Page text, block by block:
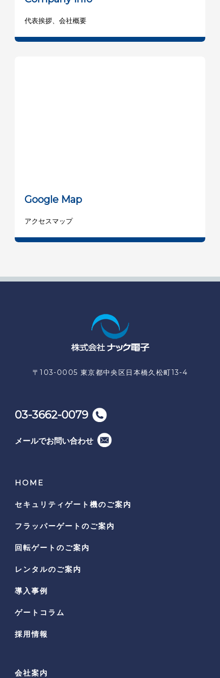
代表挨拶、会社概要
Google Map
アクセスマップ
〒103-0005 東京都中央区日本橋久松町13-4
03-3662-0079
メールでお問い合わせ
HOME
セキュリティゲート機のご案内
フラッパーゲートのご案内
回転ゲートのご案内
レンタルのご案内
導入事例
ゲートコラム
採用情報
会社案内